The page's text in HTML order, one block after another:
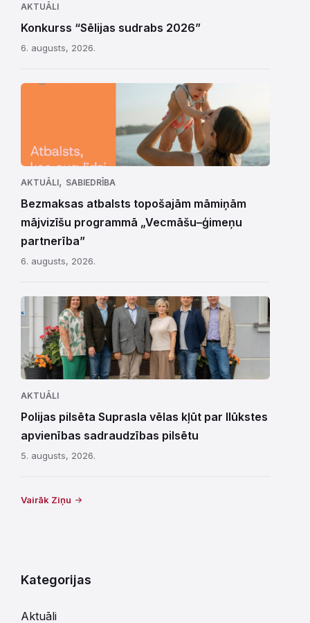
AKTUĀLI
Konkurss “Sēlijas sudrabs 2026”
6. augusts, 2026.
AKTUĀLI, SABIEDRĪBA
Bezmaksas atbalsts topošajām māmiņām
mājvizīšu programmā „Vecmāšu–ģimeņu
partnerība”
6. augusts, 2026.
AKTUĀLI
Polijas pilsēta Suprasla vēlas kļūt par Ilūkstes
apvienības sadraudzības pilsētu
5. augusts, 2026.
Vairāk Ziņu
Kategorijas
Aktuāli